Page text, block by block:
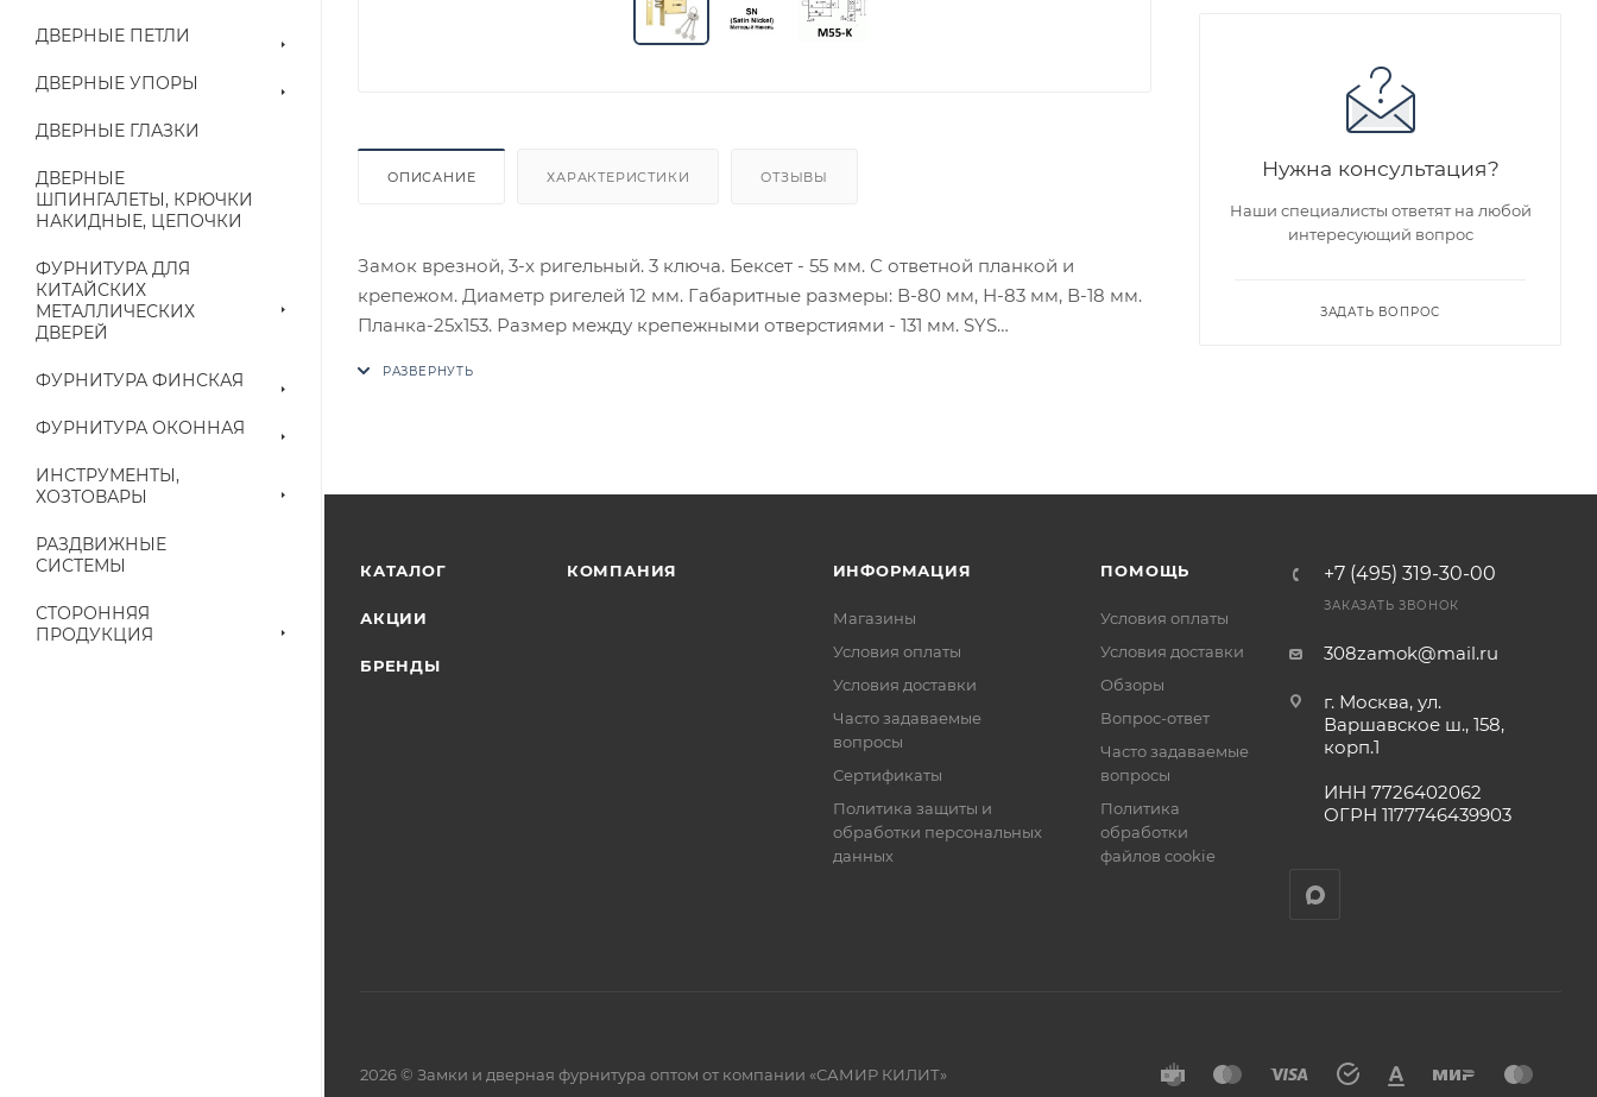
ДВЕРНЫЕ ПЕТЛИ
ДВЕРНЫЕ УПОРЫ
ДВЕРНЫЕ ГЛАЗКИ
ДВЕРНЫЕ
ШПИНГАЛЕТЫ, КРЮЧКИ
НАКИДНЫЕ, ЦЕПОЧКИ
ФУРНИТУРА ДЛЯ
КИТАЙСКИХ
МЕТАЛЛИЧЕСКИХ
ДВЕРЕЙ
ФУРНИТУРА ФИНСКАЯ
ФУРНИТУРА ОКОННАЯ
ИНСТРУМЕНТЫ,
ХОЗТОВАРЫ
РАЗДВИЖНЫЕ
СИСТЕМЫ
СТОРОННЯЯ
ПРОДУКЦИЯ
ОПИСАНИЕ ХАРАКТЕРИСТИКИ ОТЗЫВЫ
Замок врезной, 3-х ригельный. 3 ключа. Бексет - 55 мм. С ответной планкой и
крепежом. Диаметр ригелей 12 мм. Габаритные размеры: В-80 мм, Н-83 мм, В-18 мм.
Планка-25х153. Размер между крепежными отверстиями - 131 мм. SYS
наличие на складе. Фактом подтверждения покупки будет считаться оплата
Нужна консультация?
Наши специалисты ответят на любой
интересующий вопрос
ЗАДАТЬ ВОПРОС
КАТАЛОГ
АКЦИИ
БРЕНДЫ
КОМПАНИЯ ИНФОРМАЦИЯ
Магазины
Условия оплаты
Условия доставки
Часто задаваемые
вопросы
Сертификаты
Политика защиты и
обработки персональных
данных
ПОМОЩЬ
Условия оплаты
Условия доставки
Обзоры
Вопрос-ответ
Часто задаваемые
вопросы
Политика
обработки
файлов cookie
+7 (495) 319-30-00
ЗАКАЗАТЬ ЗВОНОК
308zamok@mail.ru
г. Москва, ул.
Варшавское ш., 158,
корп.1
ИНН 7726402062
ОГРН 1177746439903
2026 © Замки и дверная фурнитура оптом от компании «САМИР КИЛИТ»